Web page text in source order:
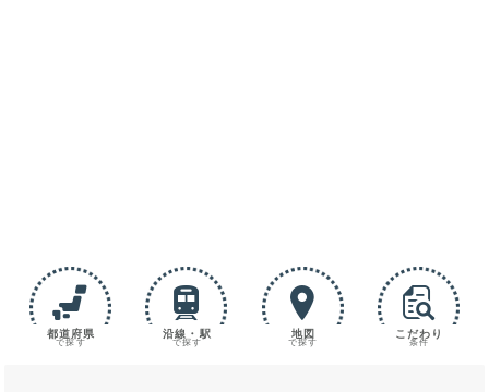
都道府県
で探す
沿線・駅
で探す
地図
で探す
こだわり
条件